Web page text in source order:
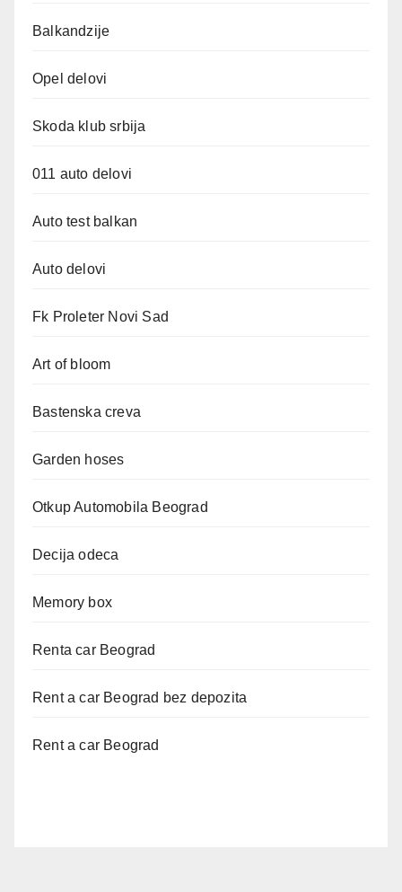
Balkandzije
Opel delovi
Skoda klub srbija
011 auto delovi
Auto test balkan
Auto delovi
Fk Proleter Novi Sad
Art of bloom
Bastenska creva
Garden hoses
Otkup Automobila Beograd
Decija odeca
Memory box
Renta car Beograd
Rent a car Beograd bez depozita
Rent a car Beograd